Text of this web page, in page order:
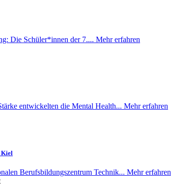
Die Schüler*innen der 7.... Mehr erfahren
entwickelten die Mental Health... Mehr erfahren
Kiel
Berufsbildungszentrum Technik... Mehr erfahren